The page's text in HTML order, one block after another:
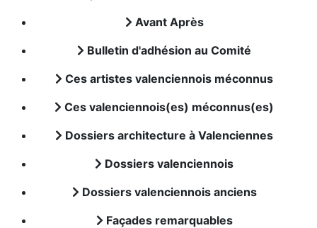
Avant Après
Bulletin d'adhésion au Comité
Ces artistes valenciennois méconnus
Ces valenciennois(es) méconnus(es)
Dossiers architecture à Valenciennes
Dossiers valenciennois
Dossiers valenciennois anciens
Façades remarquables